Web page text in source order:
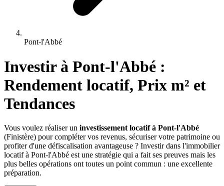
Pont-l'Abbé
Investir à Pont-l'Abbé :
Rendement locatif, Prix m² et
Tendances
Vous voulez réaliser un investissement locatif à Pont-l'Abbé
(Finistère) pour compléter vos revenus, sécuriser votre patrimoine ou
profiter d'une défiscalisation avantageuse ? Investir dans l'immobilier
locatif à Pont-l'Abbé est une stratégie qui a fait ses preuves mais les
plus belles opérations ont toutes un point commun : une excellente
préparation.